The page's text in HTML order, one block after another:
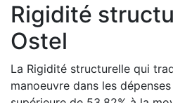
Rigidité
Ostel
La Rigidité structurelle qui
manoeuvre dans les